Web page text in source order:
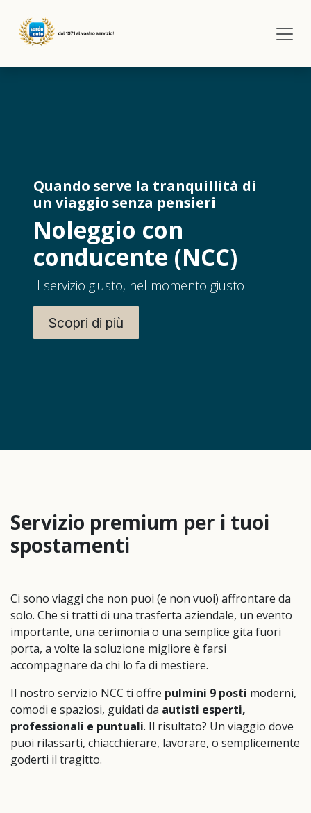
Quando serve la tranquillità di
un viaggio senza pensieri
Noleggio con
conducente (NCC)
Il servizio giusto, nel momento giusto
Scopri di più
Servizio premium per i tuoi
spostamenti
Ci sono viaggi che non puoi (e non vuoi) affrontare da
solo. Che si tratti di una trasferta aziendale, un evento
importante, una cerimonia o una semplice gita fuori
porta, a volte la soluzione migliore è farsi
accompagnare da chi lo fa di mestiere.
Il nostro servizio NCC ti offre pulmini 9 posti moderni,
comodi e spaziosi, guidati da autisti esperti,
professionali e puntuali. Il risultato? Un viaggio dove
puoi rilassarti, chiacchierare, lavorare, o semplicemente
goderti il tragitto.